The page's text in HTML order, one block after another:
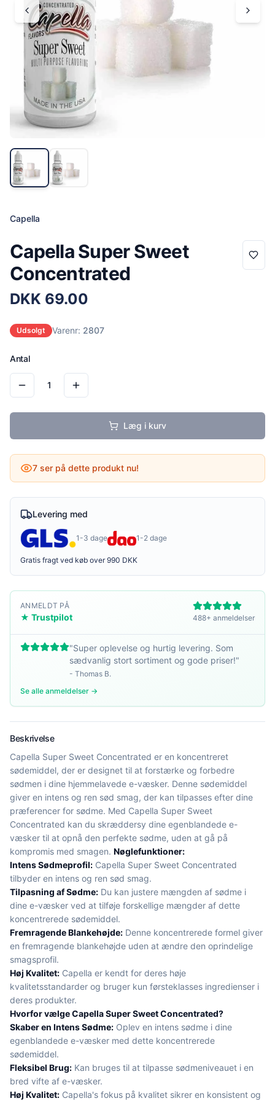
Capella
Capella Super Sweet
Concentrated
DKK 69.00
Udsolgt Varenr: 2807
Antal
1
Læg i kurv
7 ser på dette produkt nu!
Levering med
1-3 dage 1-2 dage
Gratis fragt ved køb over 990 DKK
ANMELDT PÅ
★ Trustpilot 488+ anmeldelser
"Super oplevelse og hurtig levering. Som
sædvanlig stort sortiment og gode priser!"
- Thomas B.
Se alle anmeldelser →
Beskrivelse
Capella Super Sweet Concentrated er en koncentreret
sødemiddel, der er designet til at forstærke og forbedre
sødmen i dine hjemmelavede e-væsker. Denne sødemiddel
giver en intens og ren sød smag, der kan tilpasses efter dine
præferencer for sødme. Med Capella Super Sweet
Concentrated kan du skræddersy dine egenblandede e-
væsker til at opnå den perfekte sødme, uden at gå på
kompromis med smagen. Nøglefunktioner:
Intens Sødmeprofil: Capella Super Sweet Concentrated
tilbyder en intens og ren sød smag.
Tilpasning af Sødme: Du kan justere mængden af sødme i
dine e-væsker ved at tilføje forskellige mængder af dette
koncentrerede sødemiddel.
Fremragende Blankehøjde: Denne koncentrerede formel giver
en fremragende blankehøjde uden at ændre den oprindelige
smagsprofil.
Høj Kvalitet: Capella er kendt for deres høje
kvalitetsstandarder og bruger kun førsteklasses ingredienser i
deres produkter.
Hvorfor vælge Capella Super Sweet Concentrated?
Skaber en Intens Sødme: Oplev en intens sødme i dine
egenblandede e-væsker med dette koncentrerede
sødemiddel.
Fleksibel Brug: Kan bruges til at tilpasse sødmeniveauet i en
bred vifte af e-væsker.
Høj Kvalitet: Capella's fokus på kvalitet sikrer en konsistent og